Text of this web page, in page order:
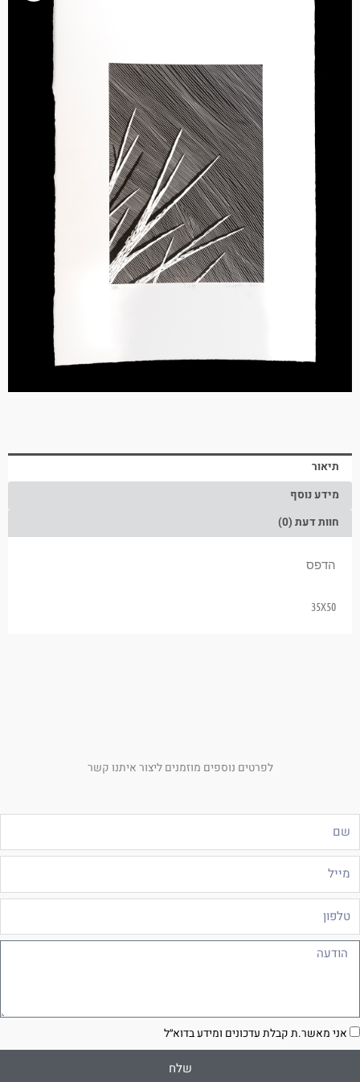
תיאור
מידע נוסף
חוות דעת (0)
הדפס
35X50
לפרטים נוספים מוזמנים ליצור איתנו קשר
אני מאשר.ת קבלת עדכונים ומידע בדוא״ל
שלח